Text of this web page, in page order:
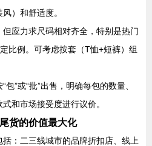
）和舒适度。
应力求尺码相对齐全，特别是热门
比例。可考虑按套（T恤+短裤）组
“包”或“批”出售，明确每包的数量、
和市场接受度进行议价。
货的价值最大化
括：二三线城市的品牌折扣店、线上